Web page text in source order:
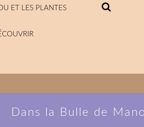
ET LES PLANTES
Dans la Bulle de